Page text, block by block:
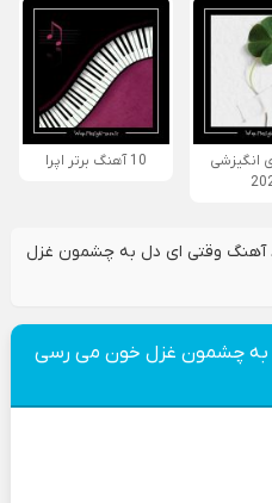
انگیزشی
10 آهنگ برتر اپرا
آهنگ وقتی ای دل به چشمون غزل
به چشمون غزل خون می رسی